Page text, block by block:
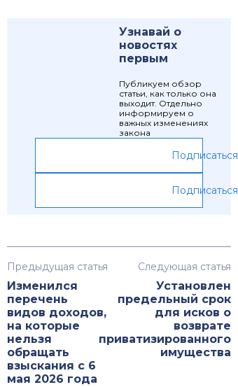
Узнавай о
новостях
первым
Публикуем обзор
статьи, как только она
выходит. Отдельно
информируем о
важных изменениях
закона
Подписаться
Подписаться
Предыдущая статья
Изменился
перечень
видов доходов,
на которые
нельзя
обращать
взыскания с 6
мая 2026 года
Следующая статья
Установлен
предельный срок
для исков о
возврате
приватизированного
имущества